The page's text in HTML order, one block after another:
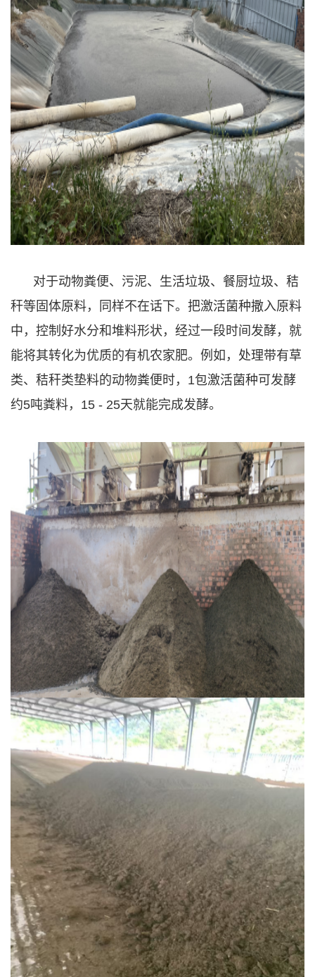
对于动物粪便、污泥、生活垃圾、餐厨垃圾、秸
秆等固体原料，同样不在话下。把激活菌种撒入原料
中，控制好水分和堆料形状，经过一段时间发酵，就
能将其转化为优质的有机农家肥。例如，处理带有草
类、秸秆类垫料的动物粪便时，1包激活菌种可发酵
约5吨粪料，15 - 25天就能完成发酵。